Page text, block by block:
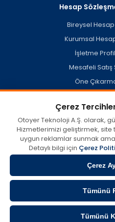
Hesap
Bireysel
Kurumsal
İşletme
Mesafeli
Öne
otoyer.com'da kullanıcılar
kaynaklardan derlenen misafir
içerik, görüş ve bilginin
tüm sorumluluk münhasıran
Otoyer, 5651 Sayılı Kanun
olmasından ve bu sebeplerle
surette sorumlu tutulamaz.
doğrudan ilgili işletme veya
Çerez
Otoyer Teknoloji A.Ş. olarak,
Hizmetlerimizi geliştirmek,
uygun reklamlar sunmak
Detaylı bilgi için Çerez
Çerez
Tümünü
Tümünü